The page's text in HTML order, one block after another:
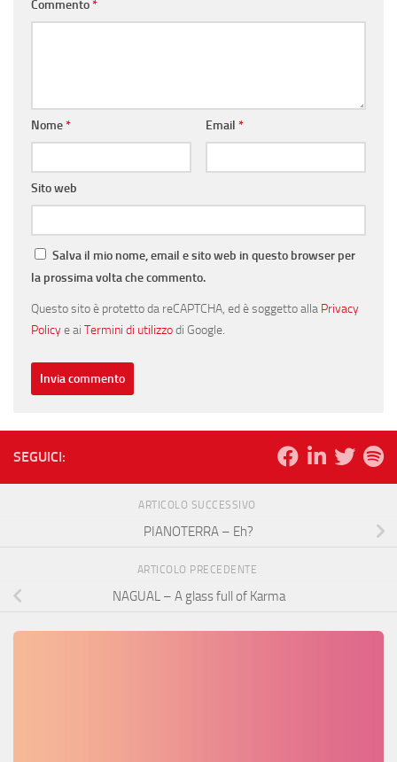
Commento*
Nome* Email *
Sito web
Salva il mio nome, email e sito web in questo browser per
la prossima volta che commento.
Questo sito è protetto da reCAPTCHA, ed è soggetto alla Privacy
Policye ai Termini di utilizzodi Google.
SEGUICI:
ARTICOLO SUCCESSIVO
PIANOTERRA – Eh?
ARTICOLO PRECEDENTE
NAGUAL – A glass full of Karma